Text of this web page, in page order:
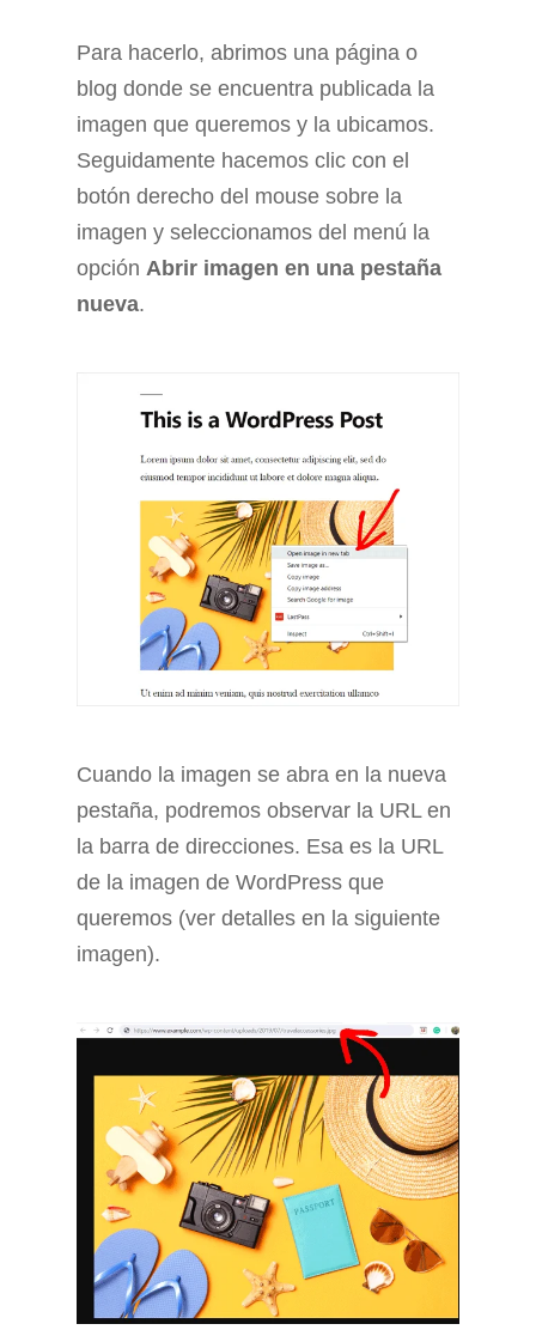
Para hacerlo, abrimos una página o
blog donde se encuentra publicada la
imagen que queremos y la ubicamos.
Seguidamente hacemos clic con el
botón derecho del mouse sobre la
imagen y seleccionamos del menú la
opción Abrir imagen en una pestaña
nueva.
Cuando la imagen se abra en la nueva
pestaña, podremos observar la URL en
la barra de direcciones. Esa es la URL
de la imagen de WordPress que
queremos (ver detalles en la siguiente
imagen).